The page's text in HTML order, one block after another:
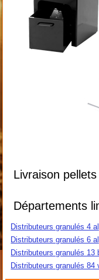
Livraison
Départements
Distributeurs granulés 4
Distributeurs granulés 6
Distributeurs granulés 13
Distributeurs granulés 84